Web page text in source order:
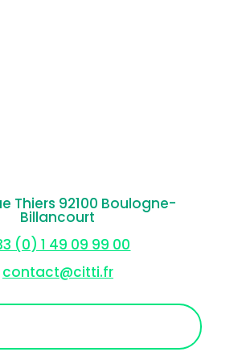
Thiers 92100 Boulogne-
Billancourt
(0) 1 49 09 99 00
contact@citti.fr